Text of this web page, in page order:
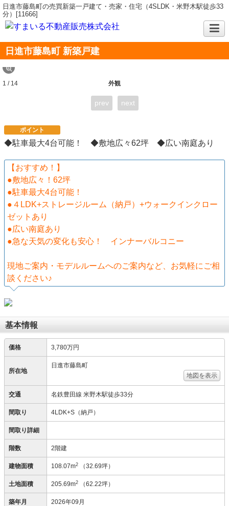
日進市藤島町の売買新築一戸建て・売家・住宅（4SLDK・米野木駅徒歩33
分）[11666]
日進市藤島町 新築戸建
外観
1 / 14
prev next
ポイント
◆駐車最大4台可能！ ◆敷地広々62坪 ◆広い南庭あり
【おすすめ！】
●敷地広々！62坪
●駐車最大4台可能！
●４LDK+ストレージルーム（納戸）+ウォークインクロー
ゼットあり
●広い南庭あり
●急な天気の変化も安心！ インナーバルコニー
現地ご案内・モデルルームへのご案内など、お気軽にご相
談ください♪
基本情報
価格 3,780万円
所在地
日進市藤島町
地図を表示
交通 名鉄豊田線 米野木駅徒歩33分
間取り 4LDK+S（納戸）
間取り詳細
階数 2階建
建物面積 108.07m2 （32.69坪）
土地面積 205.69m2 （62.22坪）
築年月 2026年09月